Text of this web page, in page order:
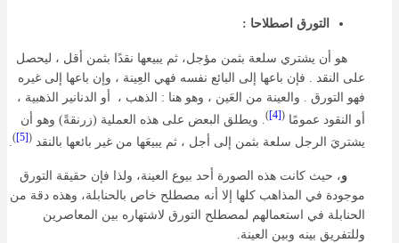
التورق اصطلاحا :
هو أن يشتري سلعة بثمن مؤجل، ثم يبيعها نقدًا بثمن أقل ، ليحصل
على النقد . فإن باعها إلى البائع نفسه فهي العِينة ، وإن باعها إلى غيره
فهو التورق . والعينة من العَين ، وهو هنا : الذهب ، أو الدنانير الذهبية ،
أو النقود عمومًا (
[4]
) . ويطلق البعض على هذه العملية (زرنقةً) وهو أن
يشتريَ الرجل سلعة بثمن إلى أجل ، ثم يبيعَها من غير بائعها بالنقد (
[5]
)
و، حيث كانت هذه الصورة أحد بيوع العينة، ولذا فإن حقيقة التورق
موجودة في المذاهب كلها إلا أنه مصطلح خاص بالحنابلة، وهذه دقة من
الحنابلة في استعمالهم لمصطلح التورق لاشتهاره بين المعاصرين
وللتفريق بينه وبين العينة.